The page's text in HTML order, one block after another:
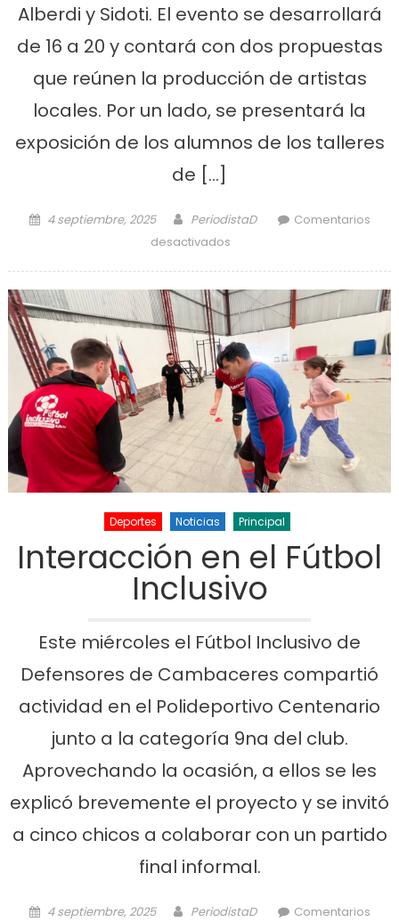
Alberdi y Sidoti. El evento se desarrollará
de 16 a 20 y contará con dos propuestas
que reúnen la producción de artistas
locales. Por un lado, se presentará la
exposición de los alumnos de los talleres
de […]
Posted on
4 septiembre, 2025 Author
PeriodistaD
Comentarios
desactivados
Deportes Noticias Principal
Interacción en el Fútbol
Inclusivo
Este miércoles el Fútbol Inclusivo de
Defensores de Cambaceres compartió
actividad en el Polideportivo Centenario
junto a la categoría 9na del club.
Aprovechando la ocasión, a ellos se les
explicó brevemente el proyecto y se invitó
a cinco chicos a colaborar con un partido
final informal.
Posted on
4 septiembre, 2025 Author
PeriodistaD
Comentarios